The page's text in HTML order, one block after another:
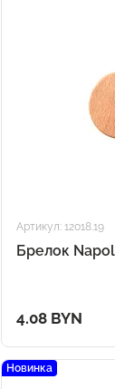
Артикул: 12018.19
Брелок
4.08 BYN
Новинка